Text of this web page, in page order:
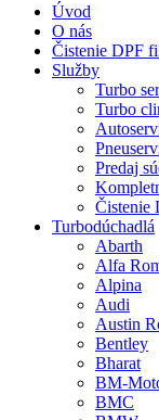
Úvod
O nás
Čistenie DPF
Služby
Turbo
Turbo
Predaj
Čistenie
Turbodúchadlá
Abarth
Alfa
Alpina
Audi
Austin
Bentley
Bharat
BM-
BMC